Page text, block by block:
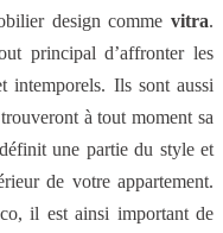
design comme vitra.
principal d’affronter les
intemporels. Ils sont aussi
à tout moment sa
une partie du style et
de votre appartement.
il est ainsi important de